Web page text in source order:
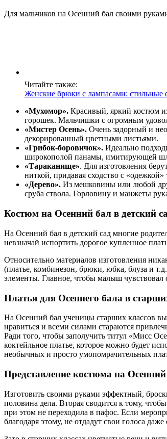
Для мальчиков на Осенний бал своими
Читайте также:
Женские брюки с лампасами: стильные
«Мухомор». Красивый, яркий костюм
горошек. Мальчишки с огромным
«Мистер Осень». Очень задорный и
декорированный цветными листьями.
«Грибок-боровичок». Идеально
широкополой панамы, имитирующей
«Тараканище». Для изготовления
ниткой, придавая сходство с
«Дерево». Из мешковины или любой
сруба ствола. Горловину и манжеты
Костюм на Осенний бал в детский
На Осенний бал в детский сад многие
невзначай испортить дорогое купленное
Относительно материалов изготовления
(платье, комбинезон, брюки, юбка, блуза и
элементы. Главное, чтобы малыш чувствовал
Платья для Осеннего бала в
На Осенний бал ученицы старших классов
нравиться и всеми силами стараются
Ради того, чтобы заполучить титул «Мисс
коктейльное платье, которое можно будет
необычных и просто умопомрачительных
Представление костюма на
Изготовить своими руками эффектный,
половина дела. Вторая сводится к тому,
при этом не переходила в пафос. Если
благодаря этому, не отдадут свои голоса